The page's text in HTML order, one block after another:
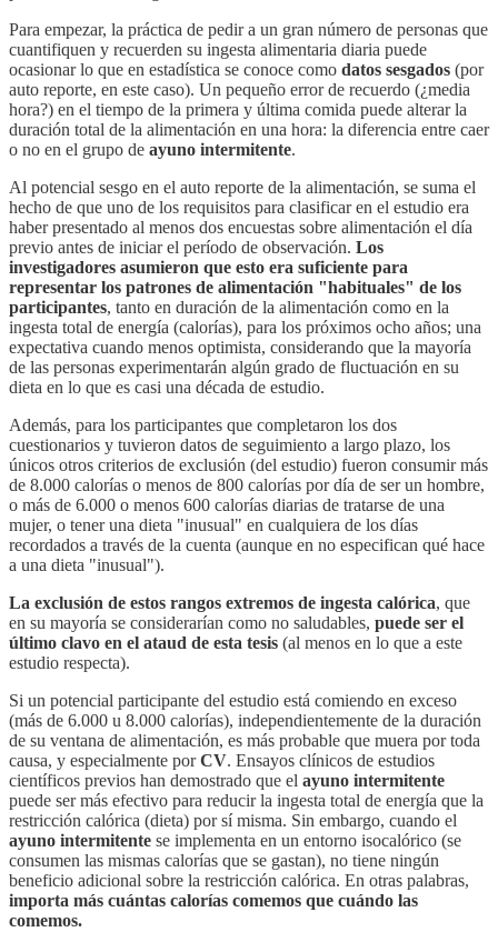
Para empezar, la práctica de pedir a un gran número de personas que
cuantifiquen y recuerden su ingesta alimentaria diaria puede
ocasionar lo que en estadística se conoce como datos sesgados (por
auto reporte, en este caso). Un pequeño error de recuerdo (¿media
hora?) en el tiempo de la primera y última comida puede alterar la
duración total de la alimentación en una hora: la diferencia entre caer
o no en el grupo de ayuno intermitente.
Al potencial sesgo en el auto reporte de la alimentación, se suma el
hecho de que uno de los requisitos para clasificar en el estudio era
haber presentado al menos dos encuestas sobre alimentación el día
previo antes de iniciar el período de observación. Los
investigadores asumieron que esto era suficiente para
representar los patrones de alimentación "habituales" de los
participantes, tanto en duración de la alimentación como en la
ingesta total de energía (calorías), para los próximos ocho años; una
expectativa cuando menos optimista, considerando que la mayoría
de las personas experimentarán algún grado de fluctuación en su
dieta en lo que es casi una década de estudio.
Además, para los participantes que completaron los dos
cuestionarios y tuvieron datos de seguimiento a largo plazo, los
únicos otros criterios de exclusión (del estudio) fueron consumir más
de 8.000 calorías o menos de 800 calorías por día de ser un hombre,
o más de 6.000 o menos 600 calorías diarias de tratarse de una
mujer, o tener una dieta "inusual" en cualquiera de los días
recordados a través de la cuenta (aunque en no especifican qué hace
a una dieta "inusual").
La exclusión de estos rangos extremos de ingesta calórica, que
en su mayoría se considerarían como no saludables, puede ser el
último clavo en el ataud de esta tesis (al menos en lo que a este
estudio respecta).
Si un potencial participante del estudio está comiendo en exceso
(más de 6.000 u 8.000 calorías), independientemente de la duración
de su ventana de alimentación, es más probable que muera por toda
causa, y especialmente porCV. Ensayos clínicos de estudios
científicos previos han demostrado que el ayuno intermitente
puede ser más efectivo para reducir la ingesta total de energía que la
restricción calórica (dieta) por sí misma. Sin embargo, cuando el
ayuno intermitente se implementa en un entorno isocalórico (se
consumen las mismas calorías que se gastan), no tiene ningún
beneficio adicional sobre la restricción calórica. En otras palabras,
importa más cuántas calorías comemos que cuándo las
comemos.